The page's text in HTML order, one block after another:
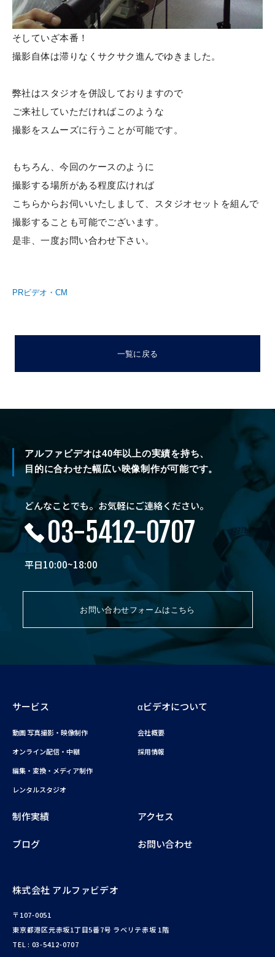
そしていざ本番！
撮影自体は滞りなくサクサク進んでゆきました。
弊社はスタジオを併設しておりますので
ご来社していただければこのような
撮影をスムーズに行うことが可能です。
もちろん、今回のケースのように
撮影する場所がある程度広ければ
こちらからお伺いいたしまして、スタジオセットを組んで
撮影することも可能でございます。
是非、一度お問い合わせ下さい。
PRビデオ・CM
一覧に戻る
アルファビデオは40年以上の実績を持ち、
目的に合わせた幅広い映像制作が可能です。
どんなことでも。お気軽にご連絡ください。
03-5412-0707
平日10:00~18:00
お問い合わせフォームはこちら
サービス
動画 写真撮影・映像制作
オンライン配信・中継
編集・変換・メディア制作
レンタルスタジオ
αビデオについて
会社概要
採用情報
制作実績 アクセス
ブログ お問い合わせ
株式会社 アルファビデオ
〒107-0051
東京都港区元赤坂1丁目5番7号 ラベリテ赤坂 1階
TEL : 03-5412-0707